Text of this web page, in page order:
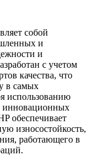
собой
и
и
с учетом
качества, что
в самых
использованию
инновационных
обеспечивает
износостойкость,
работающего в